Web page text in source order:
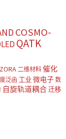
COSMO-
QATK
ZORA 二维材料 催化
泛函 工业 微电子 数
自旋轨道耦合迁移